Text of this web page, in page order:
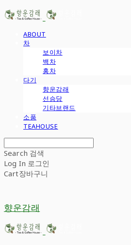
ABOUT
차
보이차
백차
홍차
다기
향운감래
선승당
기타브랜드
소품
TEAHOUSE
Search 검색
Log In 로그인
Cart장바구니
향운감래